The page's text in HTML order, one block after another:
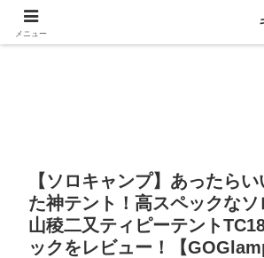
【ソロキャンプ】あったら
た神テント！高スペックなソ
山稜二又ティピーテント
ックをレビュー！【
メニュー